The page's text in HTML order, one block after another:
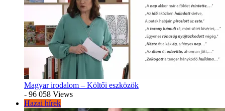
Magyar irodalom – Költői eszközök
- 96 058 Views
Hazai hírek